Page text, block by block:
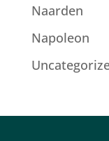
Naarden
Napoleon